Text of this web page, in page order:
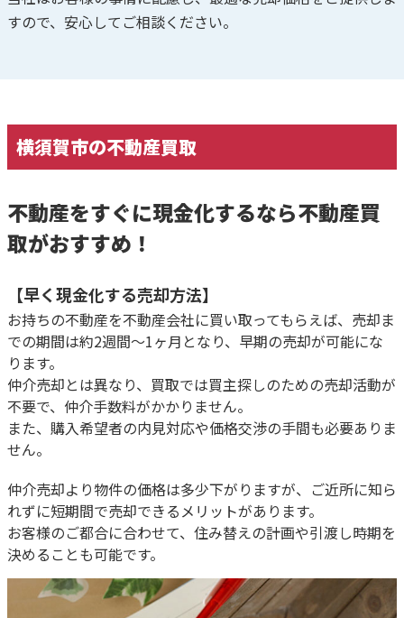
すので、安心してご相談ください。
横須賀市の不動産買取
不動産をすぐに現金化するなら不動産買
取がおすすめ！
【早く現金化する売却方法】
お持ちの不動産を不動産会社に買い取ってもらえば、売却ま
での期間は約2週間～1ヶ月となり、早期の売却が可能にな
ります。
仲介売却とは異なり、買取では買主探しのための売却活動が
不要で、仲介手数料がかかりません。
また、購入希望者の内見対応や価格交渉の手間も必要ありま
せん。
仲介売却より物件の価格は多少下がりますが、ご近所に知ら
れずに短期間で売却できるメリットがあります。
お客様のご都合に合わせて、住み替えの計画や引渡し時期を
決めることも可能です。